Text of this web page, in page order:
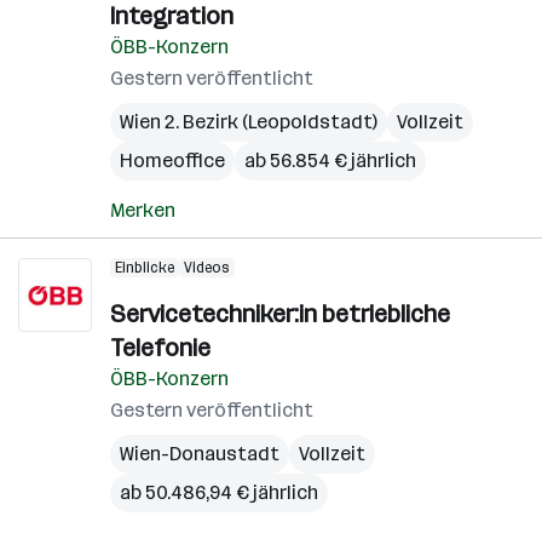
Integration
ÖBB-Konzern
Gestern veröffentlicht
Wien 2. Bezirk (Leopoldstadt)
Vollzeit
Homeoffice
ab 56.854 € jährlich
Merken
Einblicke Videos
Servicetechniker:in betriebliche
Telefonie
ÖBB-Konzern
Gestern veröffentlicht
Wien-Donaustadt
Vollzeit
ab 50.486,94 € jährlich